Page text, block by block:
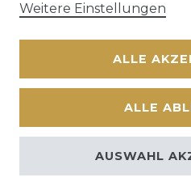
© Copyright 2026 | Alle Rechte
MwSt.zzgl.
Weitere Einstellungen
ALLE
ALLE
AUSWAHL